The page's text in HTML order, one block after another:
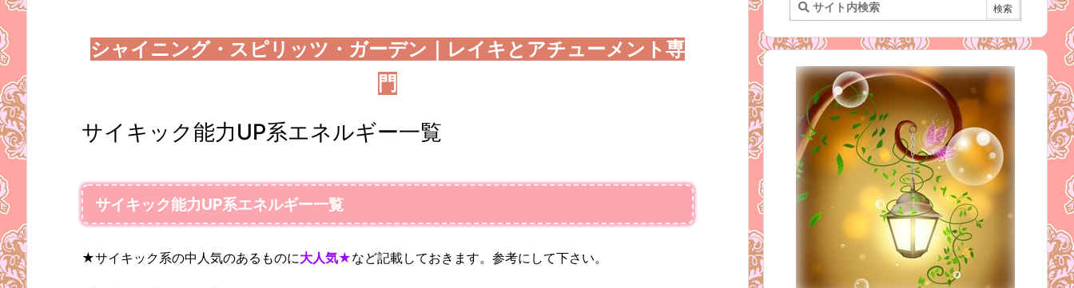
シャイニング・スピリッツ・ガーデン｜レイキとアチューメント専
門
サイキック能力UP系エネルギー一覧
サイキック能力UP系エネルギー一覧
★サイキック系の中人気のあるものに大人気★など記載しておきます。参考にして下さい。